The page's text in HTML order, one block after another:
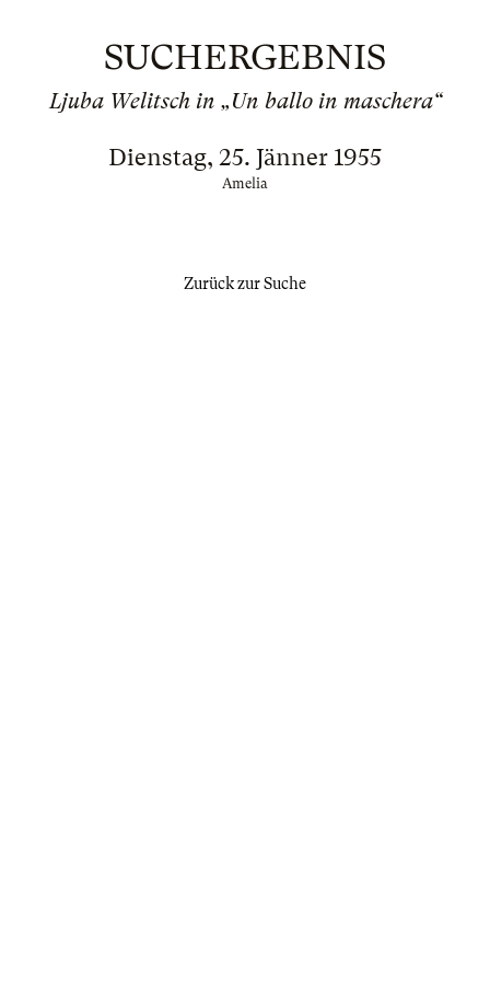
SUCHERGEBNIS
Ljuba Welitsch in „Un ballo in maschera“
Dienstag, 25. Jänner 1955
Amelia
Zurück zur Suche